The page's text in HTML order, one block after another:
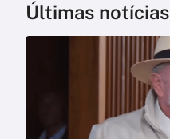
Últimas notícias